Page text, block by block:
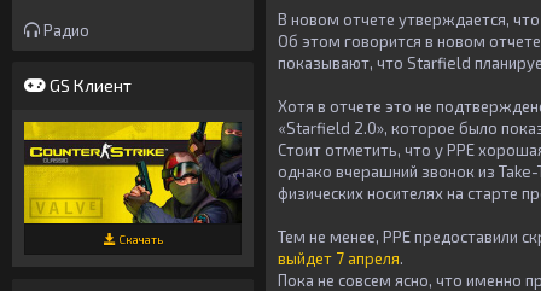
Радио
GS Клиент
Скачать
В новом отчете утверждается,
Об этом говорится в новом
показывают, что Starfield
Хотя в отчете это не
«Starfield 2.0», которое было
Стоит отметить, что у PPE
однако вчерашний звонок из
физических носителях на старте
Тем не менее, PPE предоставили
выйдет 7 апреля.
Пока не совсем ясно, что именно